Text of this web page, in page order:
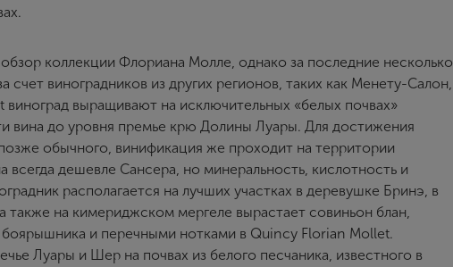
коллекции Флориана Молле, однако за последние несколько
счет виноградников из других регионов, таких как Менету-Салон,
выращивают на исключительных «белых почвах»
вина до уровня премье крю Долины Луары. Для достижения
обычного, винификация же проходит на территории
дешевле Сансера, но минеральность, кислотность и
располагается на лучших участках в деревушке Бринэ, в
также на кимериджском мергеле вырастает совиньон блан,
и перечными нотками в Quincy Florian Mollet.
Луары и Шер на почвах из белого песчаника, известного в